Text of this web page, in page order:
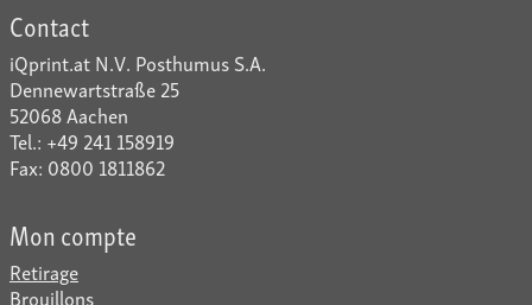
Contact
iQprint.at N.V. Posthumus S.A.
Dennewartstraße 25
52068 Aachen
Tel.: +49 241 158919
Fax: 0800 1811862
Mon compte
Retirage
Brouillons